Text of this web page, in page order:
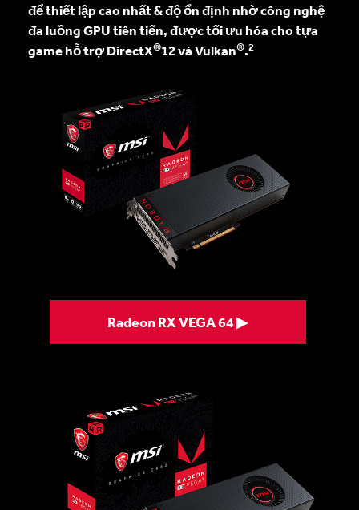
để thiết lập cao nhất & độ ổn định nhờ công nghệ
đa luồng GPU tiên tiến, được tối ưu hóa cho tựa
game hỗ trợ DirectX®12 và Vulkan®.2
Radeon RX VEGA 64 ▶